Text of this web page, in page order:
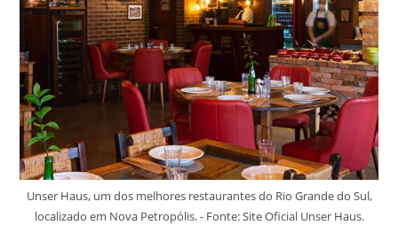
Unser Haus, um dos melhores restaurantes do Rio Grande do Sul,
localizado em Nova Petropólis. - Fonte: Site Oficial Unser Haus.